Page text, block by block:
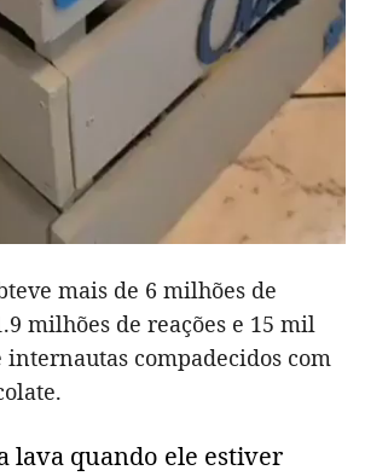
mais de 6 milhões de
milhões de reações e 15 mil
internautas compadecidos com
lava quando ele estiver